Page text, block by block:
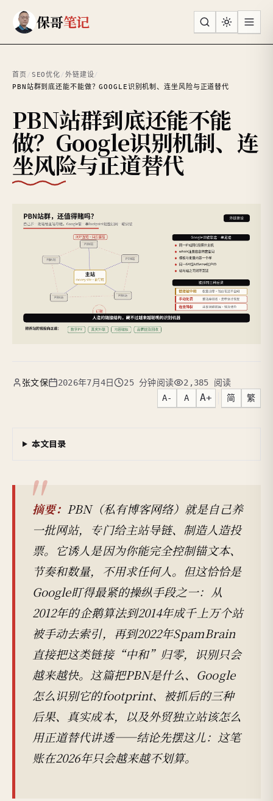
保哥笔记
首页/ SEO优化/ 外链建设/
PBN站群到底还能不能做？GOOGLE识别机制、连坐风险与正道替代
PBN站群到底还能不能
做？Google识别机制、连
坐风险与正道替代
张文保 2026年7月4日 25 分钟阅读
2,385 阅读
A-
A A+ 简 繁
本文目录
摘要： PBN（私有博客网络）就是自己养
一批网站，专门给主站导链、制造人造投
票。它诱人是因为你能完全控制锚文本、
节奏和数量，不用求任何人。但这恰恰是
Google盯得最紧的操纵手段之一：从
2012年的企鹅算法到2014年成千上万个站
被手动去索引，再到2022年SpamBrain
直接把这类链接“中和”归零，识别只会
越来越快。这篇把PBN是什么、Google
怎么识别它的footprint、被抓后的三种
后果、真实成本，以及外贸独立站该怎么
用正道替代讲透——结论先摆这儿：这笔
账在2026年只会越来越不划算。